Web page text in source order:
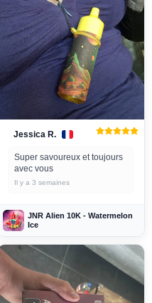
Jessica R.
Super savoureux et toujours
avec vous
Il y a 3 semaines
JNR Alien 10K - Watermelon
Ice